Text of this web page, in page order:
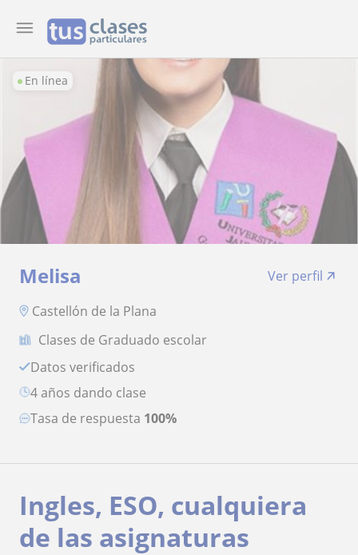
En línea
Melisa
Ver perfil
Castellón de la Plana
Clases de Graduado escolar
Datos verificados
4 años dando clase
Tasa de respuesta 100%
Ingles, ESO, cualquiera
de las asignaturas